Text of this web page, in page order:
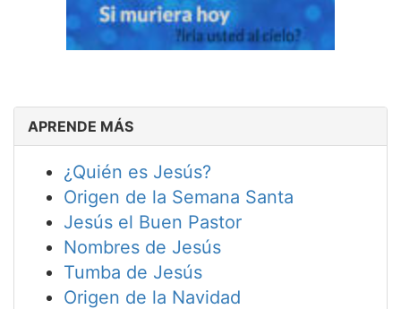
APRENDE MÁS
¿Quién es Jesús?
Origen de la Semana Santa
Jesús el Buen Pastor
Nombres de Jesús
Tumba de Jesús
Origen de la Navidad